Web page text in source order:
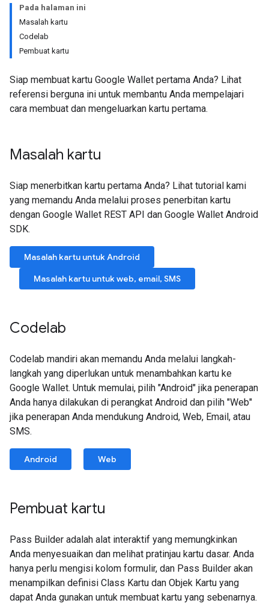
Pada halaman ini
Masalah kartu
Codelab
Pembuat kartu
Siap membuat kartu Google Wallet pertama Anda? Lihat
referensi berguna ini untuk membantu Anda mempelajari
cara membuat dan mengeluarkan kartu pertama.
Masalah kartu
Siap menerbitkan kartu pertama Anda? Lihat tutorial kami
yang memandu Anda melalui proses penerbitan kartu
dengan Google Wallet REST API dan Google Wallet Android
SDK.
Masalah kartu untuk Android
Masalah kartu untuk web, email, SMS
Codelab
Codelab mandiri akan memandu Anda melalui langkah-
langkah yang diperlukan untuk menambahkan kartu ke
Google Wallet. Untuk memulai, pilih "Android" jika penerapan
Anda hanya dilakukan di perangkat Android dan pilih "Web"
jika penerapan Anda mendukung Android, Web, Email, atau
SMS.
Android Web
Pembuat kartu
Pass Builder adalah alat interaktif yang memungkinkan
Anda menyesuaikan dan melihat pratinjau kartu dasar. Anda
hanya perlu mengisi kolom formulir, dan Pass Builder akan
menampilkan definisi Class Kartu dan Objek Kartu yang
dapat Anda gunakan untuk membuat kartu yang sebenarnya.